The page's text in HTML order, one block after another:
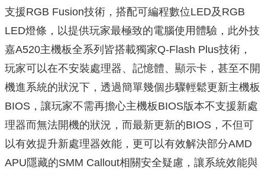
支援RGB Fusion技術，搭配可編程數位LED及RGB
LED燈條，以提供玩家最極致的電腦使用體驗，此外技
嘉A520主機板全系列皆搭載獨家Q-Flash Plus技術，
玩家可以在不安裝處理器、記憶體、顯示卡，甚至不開
機進系統的狀況下，透過簡單幾個步驟輕鬆更新主機板
BIOS，讓玩家不需再擔心主機板BIOS版本不支援新處
理器而無法開機的狀況，而最新更新的BIOS，不但可
以有效提升新處理器效能，更可以有效解決部分AMD
APU隱藏的SMM Callout相關安全疑慮，讓系統效能與